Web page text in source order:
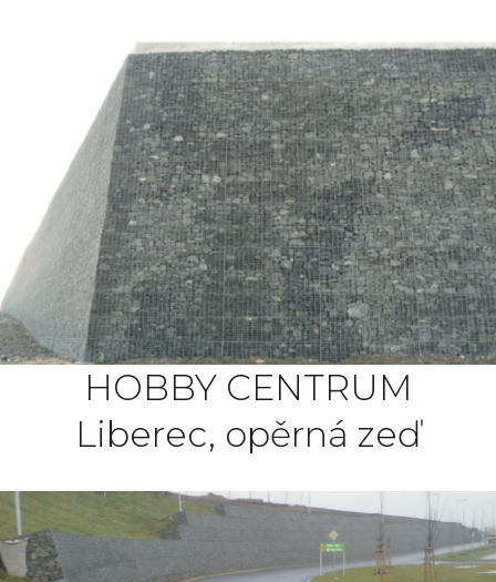
HOBBY CENTRUM
Liberec, opěrná zeď